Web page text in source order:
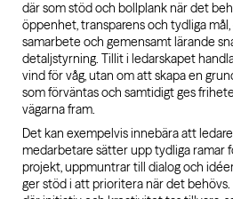
där som stöd och bollplank när det
öppenhet, transparens och tydliga
samarbete och gemensamt lärande
detaljstyrning. Tillit i ledarskapet
vind för våg, utan om att skapa en
som förväntas och samtidigt ges
vägarna fram.
Det kan exempelvis innebära att
medarbetare sätter upp tydliga ramar
projekt, uppmuntrar till dialog och
ger stöd i att prioritera när det behövs.